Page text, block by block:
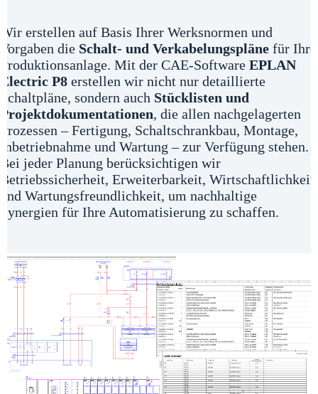
Wir erstellen auf Basis Ihrer Werksnormen und
Vorgaben die Schalt- und Verkabelungspläne für Ihre
Produktionsanlage. Mit der CAE-Software EPLAN
Electric P8 erstellen wir nicht nur detaillierte
Schaltpläne, sondern auch Stücklisten und
Projektdokumentationen, die allen nachgelagerten
Prozessen – Fertigung, Schaltschrankbau, Montage,
Inbetriebnahme und Wartung – zur Verfügung stehen.
Bei jeder Planung berücksichtigen wir
Betriebssicherheit, Erweiterbarkeit, Wirtschaftlichkeit
und Wartungsfreundlichkeit, um nachhaltige
Synergien für Ihre Automatisierung zu schaffen.